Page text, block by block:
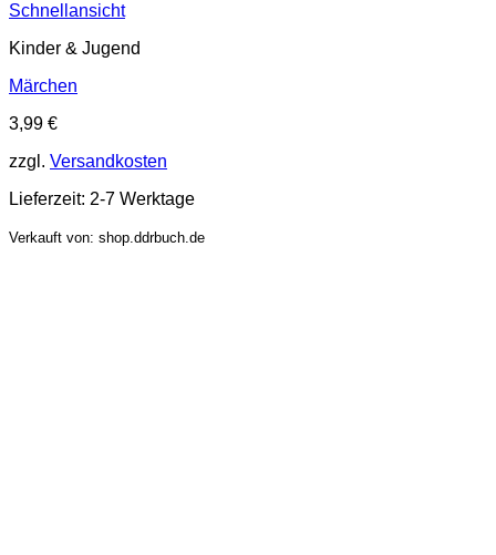
Schnellansicht
Kinder & Jugend
Märchen
3,99 €
zzgl. Versandkosten
Lieferzeit: 2-7 Werktage
Verkauft von: shop.ddrbuch.de